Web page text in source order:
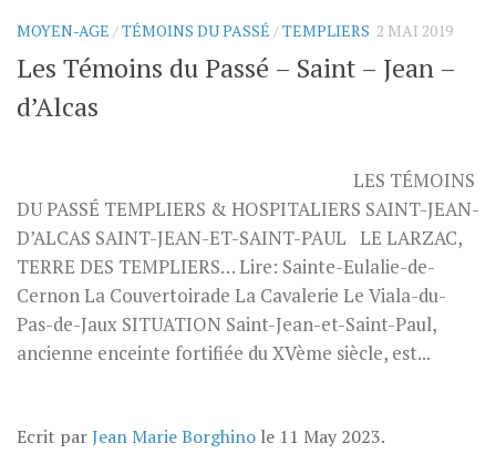
MOYEN-AGE /TÉMOINS DU PASSÉ /TEMPLIERS 2 MAI 2019
Les Témoins du Passé – Saint – Jean –
d’Alcas
LES TÉMOINS
DU PASSÉ TEMPLIERS & HOSPITALIERS SAINT-JEAN-
D’ALCAS SAINT-JEAN-ET-SAINT-PAUL LE LARZAC,
TERRE DES TEMPLIERS… Lire: Sainte-Eulalie-de-
Cernon La Couvertoirade La Cavalerie Le Viala-du-
Pas-de-Jaux SITUATION Saint-Jean-et-Saint-Paul,
ancienne enceinte fortifiée du XVème siècle, est...
Ecrit parJean Marie Borghino le 11 May 2023.